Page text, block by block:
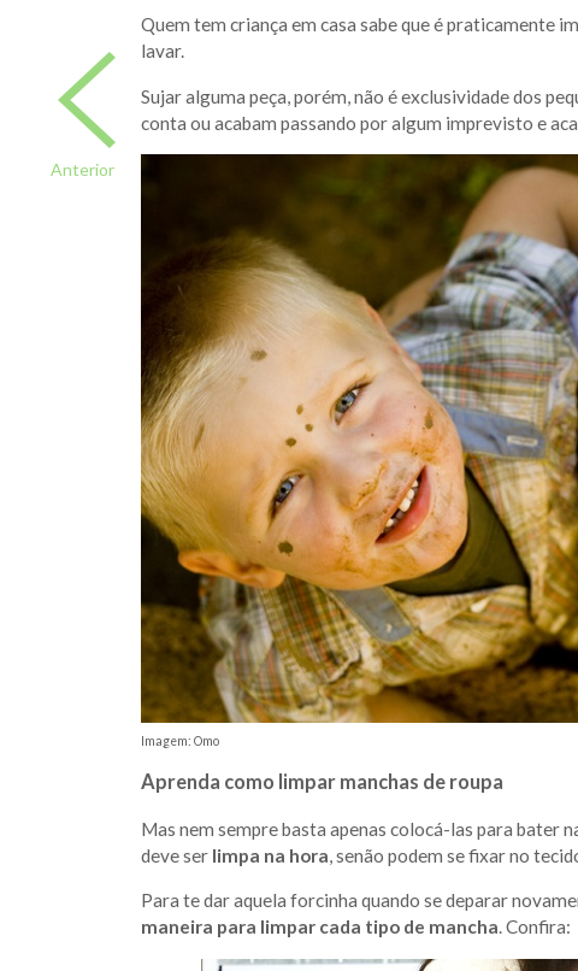
Anterior
Quem tem criança em casa sabe que é praticamente
lavar.
Sujar alguma peça, porém, não é exclusividade dos
conta ou acabam passando por algum imprevisto e
Imagem: Omo
Aprenda como limpar manchas de roupa
Mas nem sempre basta apenas colocá-las para bater
deve ser limpa na hora, senão podem se fixar no
Para te dar aquela forcinha quando se deparar
maneira para limpar cada tipo de mancha. Confira: